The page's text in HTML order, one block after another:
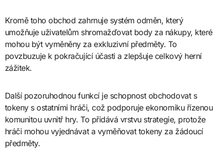
Kromě toho obchod zahrnuje systém odměn, který
umožňuje uživatelům shromažďovat body za nákupy, které
mohou být vyměněny za exkluzivní předměty. To
povzbuzuje k pokračující účasti a zlepšuje celkový herní
zážitek.
Další pozoruhodnou funkcí je schopnost obchodovat s
tokeny s ostatními hráči, což podporuje ekonomiku řízenou
komunitou uvnitř hry. To přidává vrstvu strategie, protože
hráči mohou vyjednávat a vyměňovat tokeny za žádoucí
předměty.